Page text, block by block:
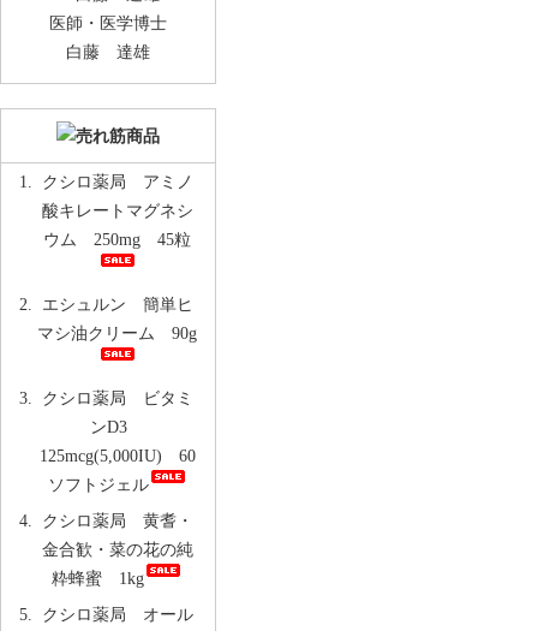
医師・医学博士
白藤 達雄
クシロ薬局 アミノ
酸キレートマグネシ
ウム 250mg 45粒
エシュルン 簡単ヒ
マシ油クリーム 90g
クシロ薬局 ビタミ
ンD3
125mcg(5,000IU) 60
ソフトジェル
クシロ薬局 黄耆・
金合歓・菜の花の純
粋蜂蜜 1kg
クシロ薬局 オール